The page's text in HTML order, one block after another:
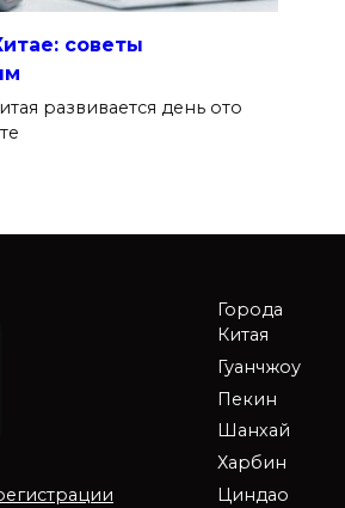
советы
развивается день ото
Города
Китая
Гуанчжоу
Пекин
Шанхай
Харбин
Циндао